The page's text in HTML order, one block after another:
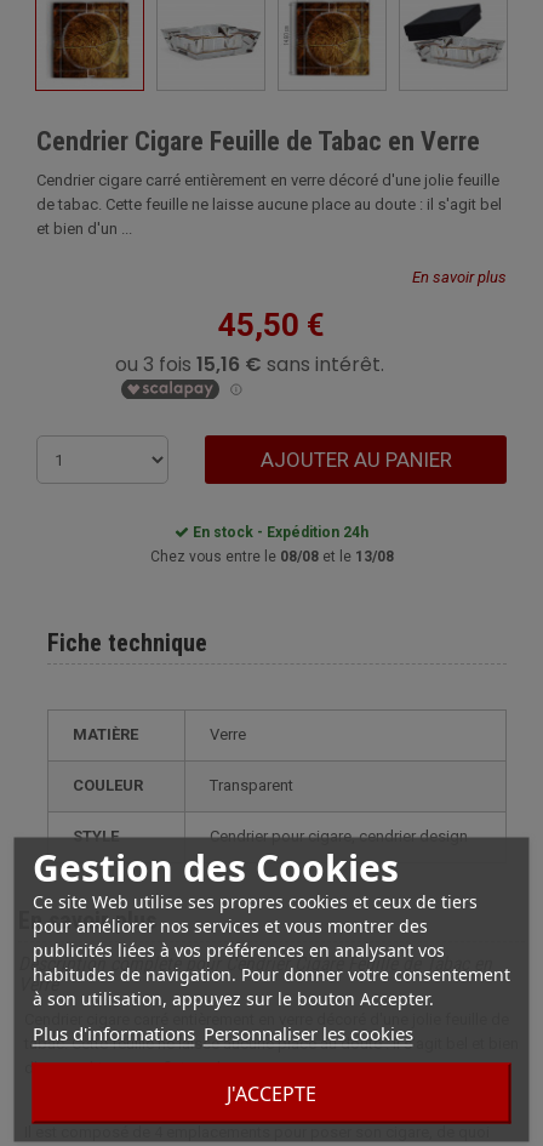
Gestion des Cookies
Ce site Web utilise ses propres cookies et ceux de tiers
pour améliorer nos services et vous montrer des
publicités liées à vos préférences en analysant vos
habitudes de navigation. Pour donner votre consentement
à son utilisation, appuyez sur le bouton Accepter.
Plus d'informations Personnaliser les cookies
J'ACCEPTE
Cendrier Cigare Feuille de Tabac en Verre
Cendrier cigare carré entièrement en verre décoré d'une jolie feuille
de tabac. Cette feuille ne laisse aucune place au doute : il s'agit bel
et bien d'un ...
En savoir plus
45,50 €
AJOUTER AU PANIER
En stock - Expédition 24h
Chez vous entre le 08/08et le 13/08
Fiche technique
MATIÈRE Verre
COULEUR Transparent
STYLE cendrier pour cigare, cendrier design
En savoir plus
Description complète pour Cendrier Cigare Feuille de Tabac en
Verre
tabac. Cette feuille ne laisse aucune place au doute : il s'agit bel et bien
d'un cendrier pour aficionados.